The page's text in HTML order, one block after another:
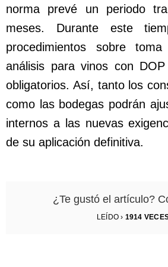
norma prevé un periodo
meses. Durante este
procedimientos sobre
análisis para vinos con
obligatorios. Así, tanto los
como las bodegas podrán
internos a las nuevas
de su aplicación definitiva.
¿Te gustó el artículo?
LEÍDO › 1914